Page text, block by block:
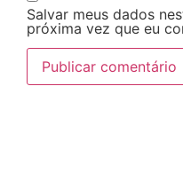
Salvar meus dados
próxima vez que eu